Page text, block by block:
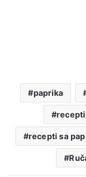
paprika
recepti
recepti sa